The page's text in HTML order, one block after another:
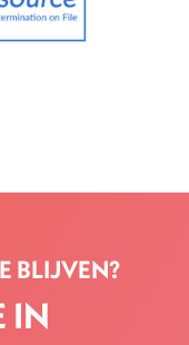
BLIJVEN?
IN